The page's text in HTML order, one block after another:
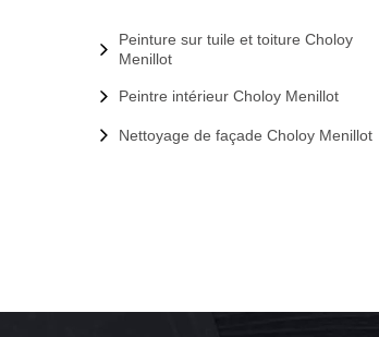
Peinture sur tuile et toiture Choloy
Menillot
Peintre intérieur Choloy Menillot
Nettoyage de façade Choloy Menillot